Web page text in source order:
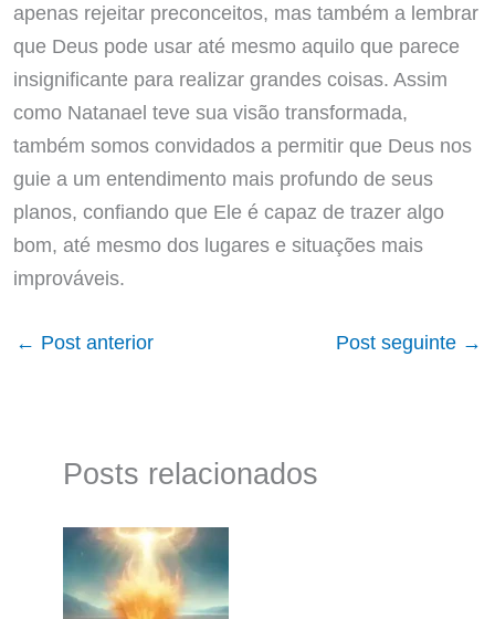
apenas rejeitar preconceitos, mas também a lembrar
que Deus pode usar até mesmo aquilo que parece
insignificante para realizar grandes coisas. Assim
como Natanael teve sua visão transformada,
também somos convidados a permitir que Deus nos
guie a um entendimento mais profundo de seus
planos, confiando que Ele é capaz de trazer algo
bom, até mesmo dos lugares e situações mais
improváveis.
← Post anterior Post seguinte →
Posts relacionados